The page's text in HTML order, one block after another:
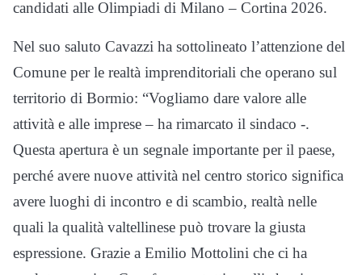
candidati alle Olimpiadi di Milano – Cortina 2026.
Nel suo saluto Cavazzi ha sottolineato l’attenzione del
Comune per le realtà imprenditoriali che operano sul
territorio di Bormio: “Vogliamo dare valore alle
attività e alle imprese – ha rimarcato il sindaco -.
Questa apertura è un segnale importante per il paese,
perché avere nuove attività nel centro storico significa
avere luoghi di incontro e di scambio, realtà nelle
quali la qualità valtellinese può trovare la giusta
espressione. Grazie a Emilio Mottolini che ci ha